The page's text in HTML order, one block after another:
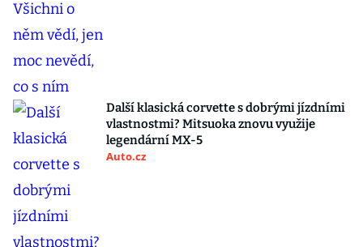
Další klasická corvette s dobrými jízdními
vlastnostmi? Mitsuoka znovu využije
legendární MX-5
Auto.cz